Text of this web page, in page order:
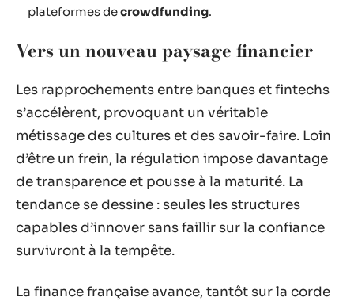
plateformes decrowdfunding.
Vers un nouveau paysage financier
Les rapprochements entre banques et fintechs
s’accélèrent, provoquant un véritable
métissage des cultures et des savoir-faire. Loin
d’être un frein, la régulation impose davantage
de transparence et pousse à la maturité. La
tendance se dessine : seules les structures
capables d’innover sans faillir sur la confiance
survivront à la tempête.
La finance française avance, tantôt sur la corde